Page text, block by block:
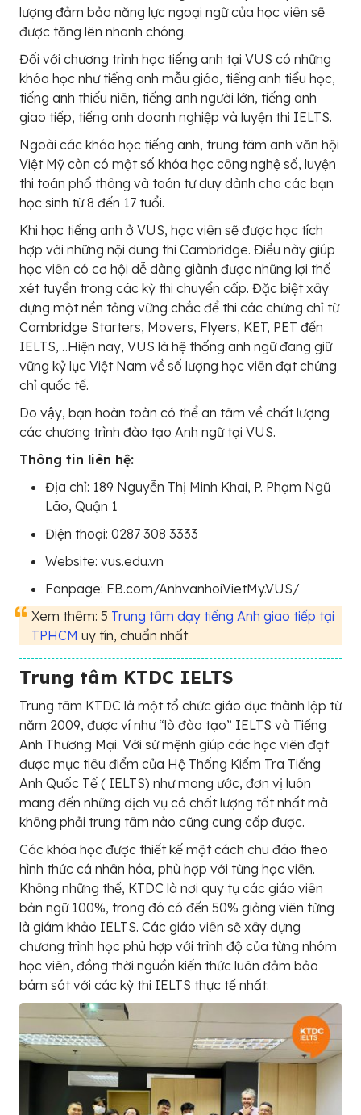
lượng đảm bảo năng lực ngoại ngữ của học viên sẽ
được tăng lên nhanh chóng.
Đối với chương trình học tiếng anh tại VUS có những
khóa học như tiếng anh mẫu giáo, tiếng anh tiểu học,
tiếng anh thiếu niên, tiếng anh người lớn, tiếng anh
giao tiếp, tiếng anh doanh nghiệp và luyện thi IELTS.
Ngoài các khóa học tiếng anh, trung tâm anh văn hội
Việt Mỹ còn có một số khóa học công nghệ số, luyện
thi toán phổ thông và toán tư duy dành cho các bạn
học sinh từ 8 đến 17 tuổi.
Khi học tiếng anh ở VUS, học viên sẽ được học tích
hợp với những nội dung thi Cambridge. Điều này giúp
học viên có cơ hội dễ dàng giành được những lợi thế
xét tuyển trong các kỳ thi chuyển cấp. Đặc biệt xây
dựng một nền tảng vững chắc để thi các chứng chỉ từ
Cambridge Starters, Movers, Flyers, KET, PET đến
IELTS,…Hiện nay, VUS là hệ thống anh ngữ đang giữ
vững kỷ lục Việt Nam về số lượng học viên đạt chứng
chỉ quốc tế.
Do vậy, bạn hoàn toàn có thể an tâm về chất lượng
các chương trình đào tạo Anh ngữ tại VUS.
Thông tin liên hệ:
Địa chỉ: 189 Nguyễn Thị Minh Khai, P. Phạm Ngũ
Lão, Quận 1
Điện thoại: 0287 308 3333
Website: vus.edu.vn
Fanpage: FB.com/AnhvanhoiVietMy.VUS/
Xem thêm: 5 Trung tâm dạy tiếng Anh giao tiếp tại
TPHCM uy tín, chuẩn nhất
Trung tâm KTDC IELTS
Trung tâm KTDC là một tổ chức giáo dục thành lập từ
năm 2009, được ví như “lò đào tạo” IELTS và Tiếng
Anh Thương Mại. Với sứ mệnh giúp các học viên đạt
được mục tiêu điểm của Hệ Thống Kiểm Tra Tiếng
Anh Quốc Tế ( IELTS) như mong ước, đơn vị luôn
mang đến những dịch vụ có chất lượng tốt nhất mà
không phải trung tâm nào cũng cung cấp được.
Các khóa học được thiết kế một cách chu đáo theo
hình thức cá nhân hóa, phù hợp với từng học viên.
Không những thế, KTDC là nơi quy tụ các giáo viên
bản ngữ 100%, trong đó có đến 50% giảng viên từng
là giám khảo IELTS. Các giáo viên sẽ xây dựng
chương trình học phù hợp với trình độ của từng nhóm
học viên, đồng thời nguồn kiến thức luôn đảm bảo
bám sát với các kỳ thi IELTS thực tế nhất.